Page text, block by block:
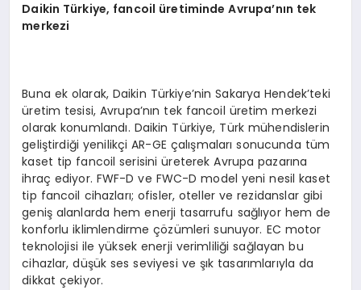
Daikin Türkiye, fancoil üretiminde Avrupa’nın tek
merkezi
Buna ek olarak, Daikin Türkiye’nin Sakarya Hendek’teki
üretim tesisi, Avrupa’nın tek fancoil üretim merkezi
olarak konumlandı. Daikin Türkiye, Türk mühendislerin
geliştirdiği yenilikçi AR-GE çalışmaları sonucunda tüm
kaset tip fancoil serisini üreterek Avrupa pazarına
ihraç ediyor. FWF-D ve FWC-D model yeni nesil kaset
tip fancoil cihazları; ofisler, oteller ve rezidanslar gibi
geniş alanlarda hem enerji tasarrufu sağlıyor hem de
konforlu iklimlendirme çözümleri sunuyor. EC motor
teknolojisi ile yüksek enerji verimliliği sağlayan bu
cihazlar, düşük ses seviyesi ve şık tasarımlarıyla da
dikkat çekiyor.